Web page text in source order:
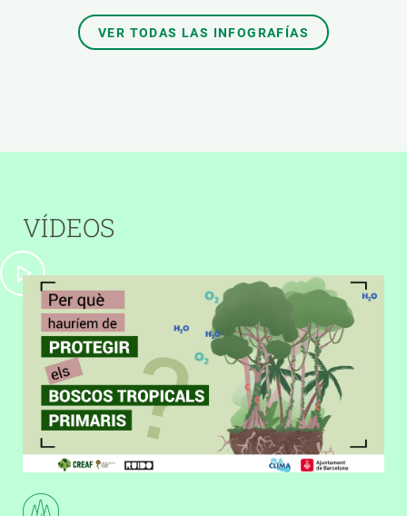
VER TODAS LAS INFOGRAFÍAS
VÍDEOS